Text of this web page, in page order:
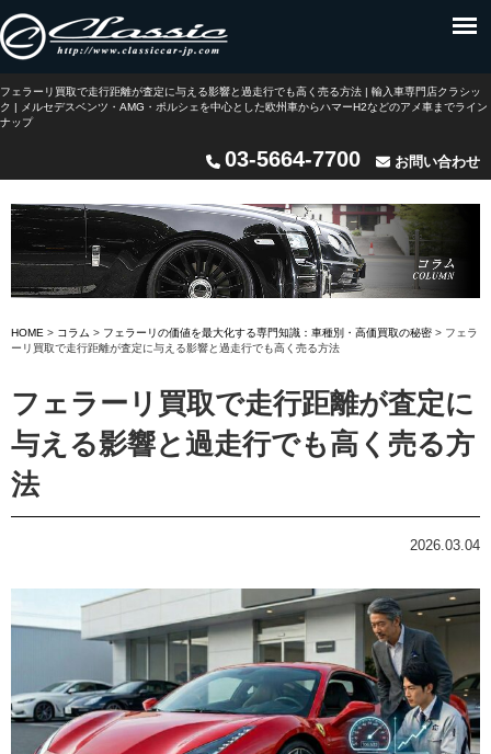
フェラーリ買取で走行距離が査定に与える影響と過走行でも高く売る方法 | 輸入車専門店クラシッ
ク | メルセデスベンツ・AMG・ポルシェを中心とした欧州車からハマーH2などのアメ車までライン
ナップ
03-5664-7700 お問い合わせ
HOME > コラム > フェラーリの価値を最大化する専門知識：車種別・高価買取の秘密 > フェラ
ーリ買取で走行距離が査定に与える影響と過走行でも高く売る方法
フェラーリ買取で走行距離が査定に
与える影響と過走行でも高く売る方
法
2026.03.04